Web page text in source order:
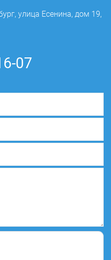
, улица Есенина, дом 19,
07